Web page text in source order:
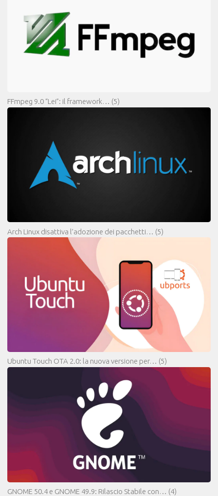
FFmpeg 9.0 “Lei”: il framework… (5)
Arch Linux disattiva l’adozione dei pacchetti… (5)
Ubuntu Touch OTA 2.0: la nuova versione per… (5)
GNOME 50.4 e GNOME 49.9: Rilascio Stabile con… (4)